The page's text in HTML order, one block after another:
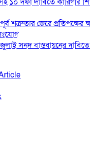
শত্রুতার জেরে প্রতিপক্ষের
সনদ বাস্তবায়নের